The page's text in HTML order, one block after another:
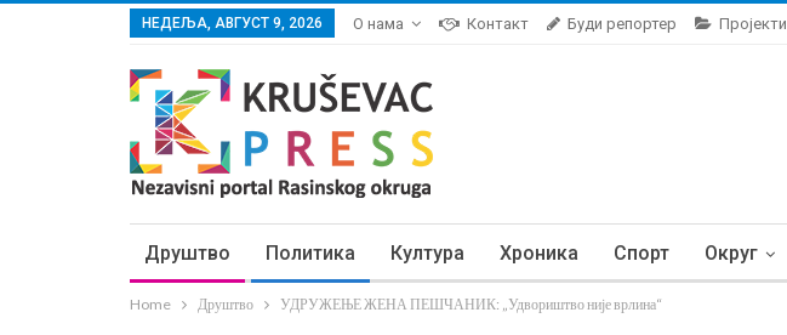
НЕДЕЉА, АВГУСТ 9, 2026 О нама Контакт Буди репортер Пројекти
Друштво Политика Култура Хроника Спорт Округ
Home Друштво УДРУЖЕЊЕ ЖЕНА ПЕШЧАНИК: „Удвориштво није врлина“